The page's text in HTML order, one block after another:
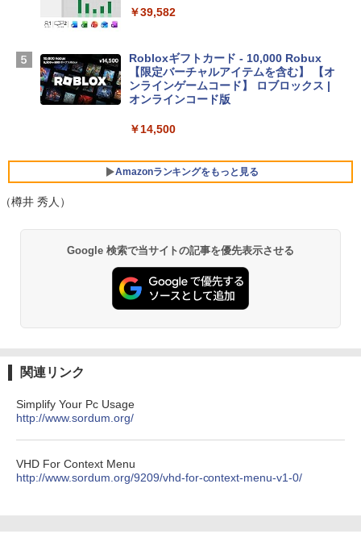
TB SSDストレージ、12MPセンターフレ
￥261,414
コン Vivobook 15 M1502NAQ 15.6イン
版) 搭載 Windows 11 重量1.7kg Wi-Fi 6
E クワイエットブルー M1502NAQ-R716
￥39,582
Robloxギフトカード - 10,000 Robux
【限定バーチャルアイテムを含む】 【オ
ンラインゲームコード】 ロブロックス |
オンラインコード版
￥14,500
Amazonランキングをもっと見る
￥1,766
ClaudeCode いちばんやさしい 教科書:
方 マニュアル AI副業にもコンテンツ作成
にもKindle出版にも！ 非エンジニアのた
ない、大きな画面で読みやすい、6週間持
続バッテリー、6インチディスプレイ電子
書籍リーダー、マッチャ、16GB、広告な
し
持続バッテリー、広告なし、メタリック
ブラック
（樽井 秀人）
Google 検索で当サイトの記事を優先表示させる
関連リンク
Simplify Your Pc Usage
http://www.sordum.org/
VHD For Context Menu
http://www.sordum.org/9209/vhd-for-context-menu-v1-0/